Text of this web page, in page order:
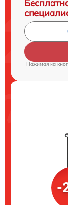
Нажимая на
-